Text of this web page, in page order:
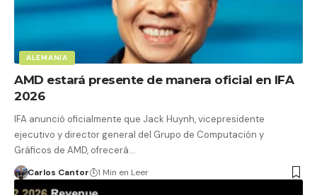
ALEMANIA
AMD estará presente de manera oficial en IFA
2026
IFA anunció oficialmente que Jack Huynh, vicepresidente
ejecutivo y director general del Grupo de Computación y
Gráficos de AMD, ofrecerá…
Carlos Cantor 1 Min en Leer